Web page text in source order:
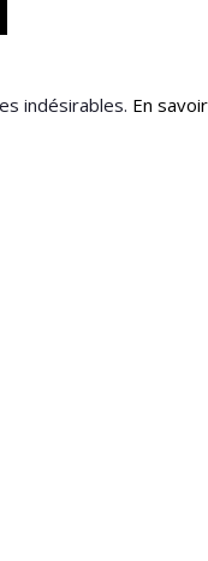
indésirables. En